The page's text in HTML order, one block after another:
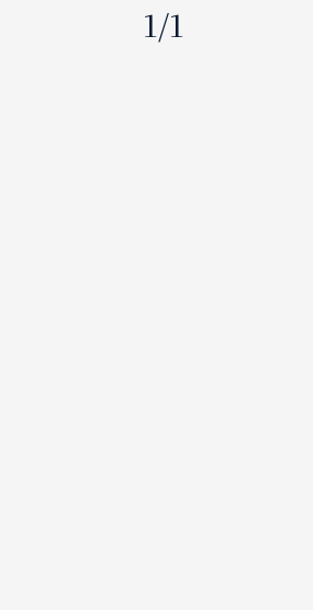
은 책이 나이에 따라 다르게 읽히는 당연한 경험
1/1